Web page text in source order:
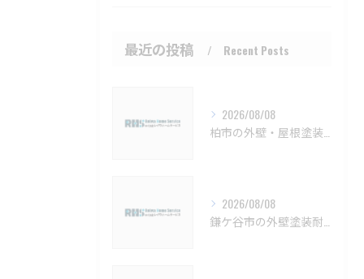
最近の投稿 Recent Posts
2026/08/08
2026/08/08